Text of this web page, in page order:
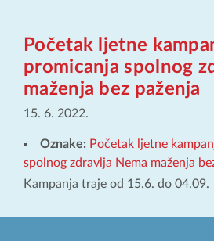
Početak ljetne
promicanja spolnog
maženja bez paženja
15. 6. 2022.
Oznake: Početak ljetne
spolnog zdravlja Nema maženja
Kampanja traje od 15.6. do 04.09.